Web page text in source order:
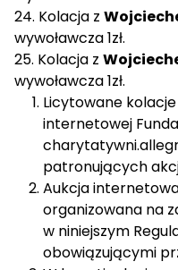
24. Kolacja z
wywoławcza 1zł.
25. Kolacja z
wywoławcza 1zł.
Licytowane
internetowej
patronujących
Aukcja
organizowana na
w niniejszym
obowiązującymi